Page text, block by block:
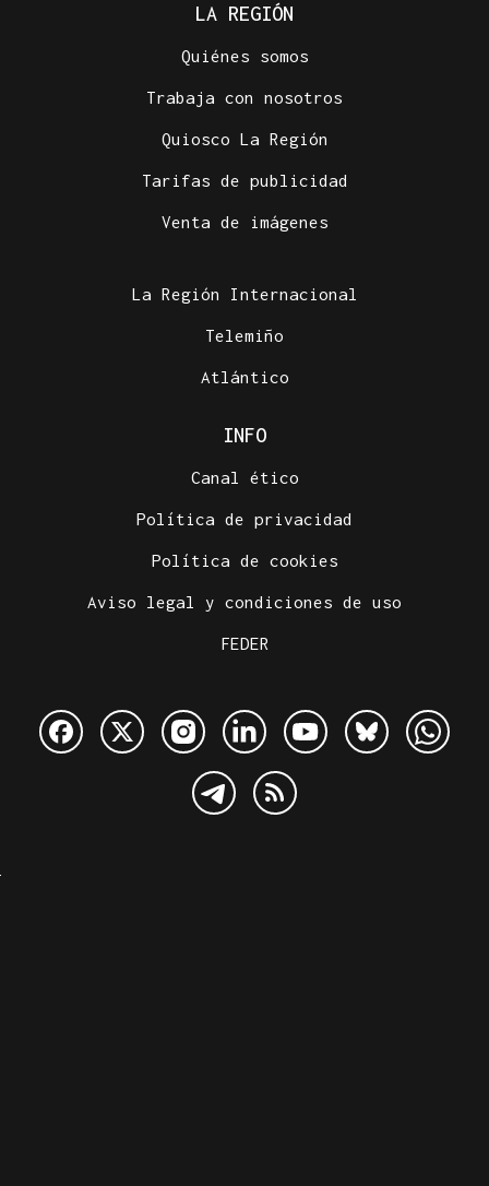
LA REGIÓN
Quiénes somos
Trabaja con nosotros
Quiosco La Región
Tarifas de publicidad
Venta de imágenes
La Región Internacional
Telemiño
Atlántico
INFO
Canal ético
Política de privacidad
Política de cookies
Aviso legal y condiciones de uso
FEDER